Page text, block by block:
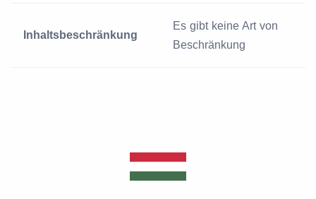
Inhaltsbeschränkung
Es gibt keine Art von
Beschränkung